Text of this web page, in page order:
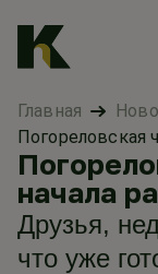
Главная
Погореловская
начала
Друзья,
что уже